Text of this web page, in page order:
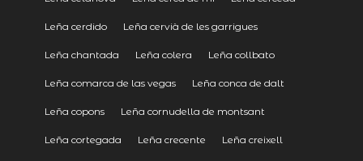
Leña cerdido Leña cervià de les garrigues
Leña chantada Leña colera Leña collbato
Leña comarca de las vegas Leña conca de dalt
Leña copons Leña cornudella de montsant
Leña cortegada Leña crecente Leña creixell